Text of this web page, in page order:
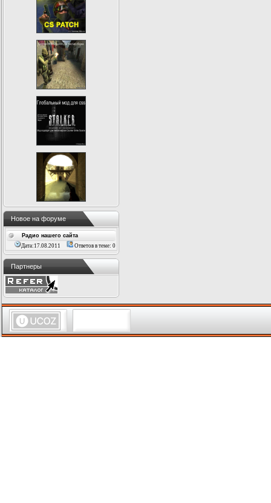
Новое на форуме
Радио нашего сайта
Дата:17.08.2011
Ответов в теме: 0
Партнеры